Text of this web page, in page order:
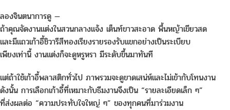
ลองจินตนาการดู —
ถ้าคุณจัดงานแต่งในสวนกลางแจ้ง เต็นท์ขาวสะอาด พื้นหญ้าเขียวสด
และมีแถวเก้าอี้ชิวารีสีทองเรียงรายรองรับแขกอย่างเป็นระเบียบ
เพียงเท่านี้ งานแต่งก็จะดูหรูหรา มีระดับขึ้นมาทันที
แต่ถ้าใช้เก้าอี้พลาสติกทั่วไป ภาพรวมจะดูขาดเสน่ห์และไม่เข้ากับโทนงาน
ดังนั้น การเลือกเก้าอี้ที่เหมาะกับธีมงานจึงเป็น “รายละเอียดเล็ก ๆ”
ที่ส่งผลต่อ “ความประทับใจใหญ่ ๆ” ของทุกคนที่มาร่วมงาน